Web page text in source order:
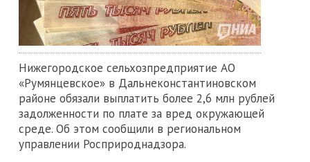
Нижегородское сельхозпредприятие АО
«Румянцевское» в Дальнеконстантиновском
районе обязали выплатить более 2,6 млн рублей
задолженности по плате за вред окружающей
среде. Об этом сообщили в региональном
управлении Росприроднадзора.